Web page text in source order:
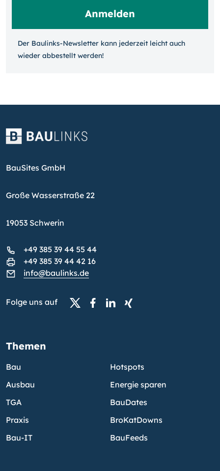
Der Baulinks-Newsletter kann jeder­zeit leicht auch
wieder ab­bestellt werden!
BauSites GmbH
Große Wasserstraße 22
19053 Schwerin
+49 385 39 44 55 44
+49 385 39 44 42 16
info@baulinks.de
Folge uns auf
Themen
Bau
Ausbau
TGA
Praxis
Bau-IT
Hotspots
Energie sparen
BauDates
BroKatDowns
BauFeeds